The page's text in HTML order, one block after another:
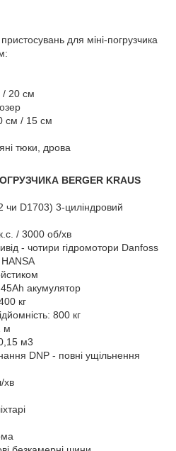
для міні-погрузчика
/ 20 см
см / 15 см
тюки, дрова
BERGER KRAUS
чи D1703) 3-циліндровий
/ 3000 об/хв
- чотири гідромотори Danfoss
HANSA
акумулятор
кг
800 кг
м
м3
DNP - повні ущільнення
хв